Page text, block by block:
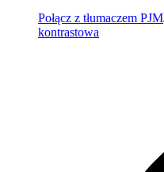
Połącz z tłumaczem PJM
kontrastowa